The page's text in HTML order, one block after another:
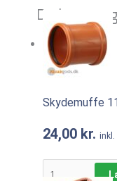
Du kunne
Skydemuffe
24,00 kr. inkl.